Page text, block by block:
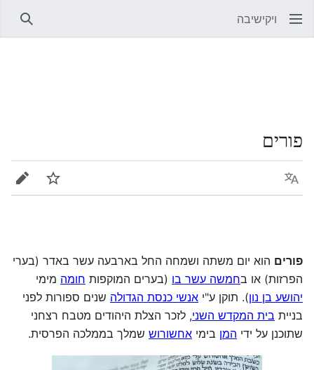
ויקישיבה
פורים
שפה מעקב
פורים הוא יום משתה ושמחה החל בארבעה עשר באדר (בערי
הפרזות) או בחמשה עשר בו (בערים המוקפות חומה מימי
יהושע בן נון). תוקן ע"י אנשי כנסת הגדולה שנים ספורות לפני
בניית בית המקדש השני, לזכר הצלת היהודים מטבח רצחני
שתוכנן על ידי המן בימי אחשורוש שמלך בממלכה הפרסית.